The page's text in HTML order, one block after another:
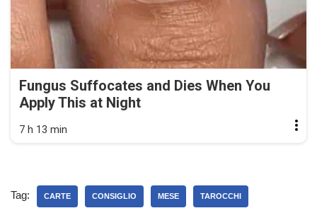
Fungus Suffocates and Dies When You
Apply This at Night
7 h 13 min
Tag: CARTE CONSIGLIO MESE TAROCCHI